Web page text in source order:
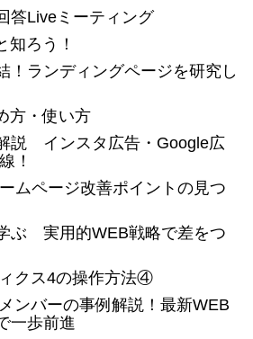
答Liveミーティング
知ろう！
！ランディングページを研究し
方・使い方
説 インスタ広告・Google広
！
ムページ改善ポイントの見つ
ぶ 実用的WEB戦略で差をつ
クス4の操作方法④
ンバーの事例解説！最新WEB
一歩前進